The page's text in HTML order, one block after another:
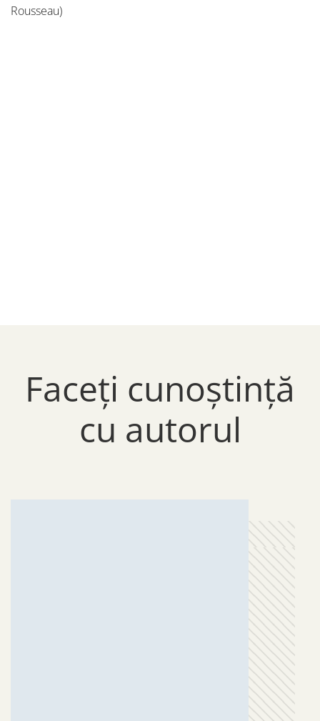
Rousseau)
Faceți cunoștință
cu autorul